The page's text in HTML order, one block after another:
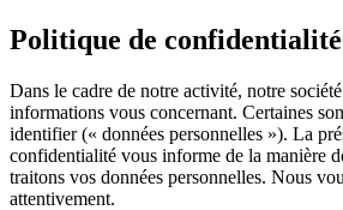
Politique de confidentialité
Dans le cadre de notre activité, notre
informations vous concernant. Certaines
identifier (« données personnelles »). La
confidentialité vous informe de la manière
traitons vos données personnelles. Nous
attentivement.